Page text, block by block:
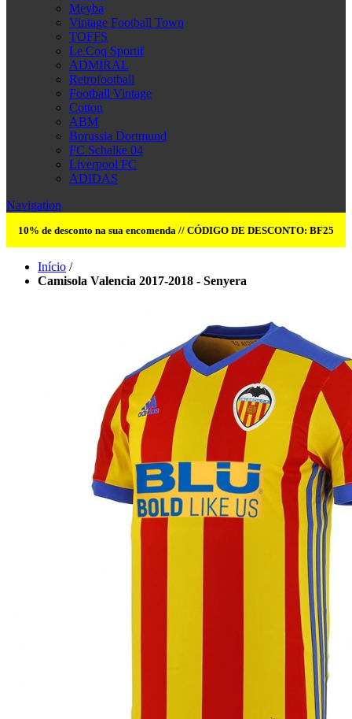
Meyba
Vintage Football Town
TOFFS
Le Coq Sportif
ADMIRAL
Retrofootball
Football Vintage
Cotton
ABM
Borussia Dortmund
FC Schalke 04
Liverpool FC
ADIDAS
Navigation
10% de desconto na sua encomenda // CÓDIGO DE DESCONTO: BF25
Início /
Camisola Valencia 2017-2018 - Senyera